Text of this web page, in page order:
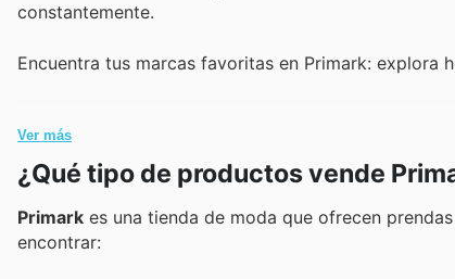
constantemente.
Encuentra tus marcas favoritas en Primark: explora
Ver más
¿Qué tipo de productos vende
Primark es una tienda de moda que ofrecen
encontrar: